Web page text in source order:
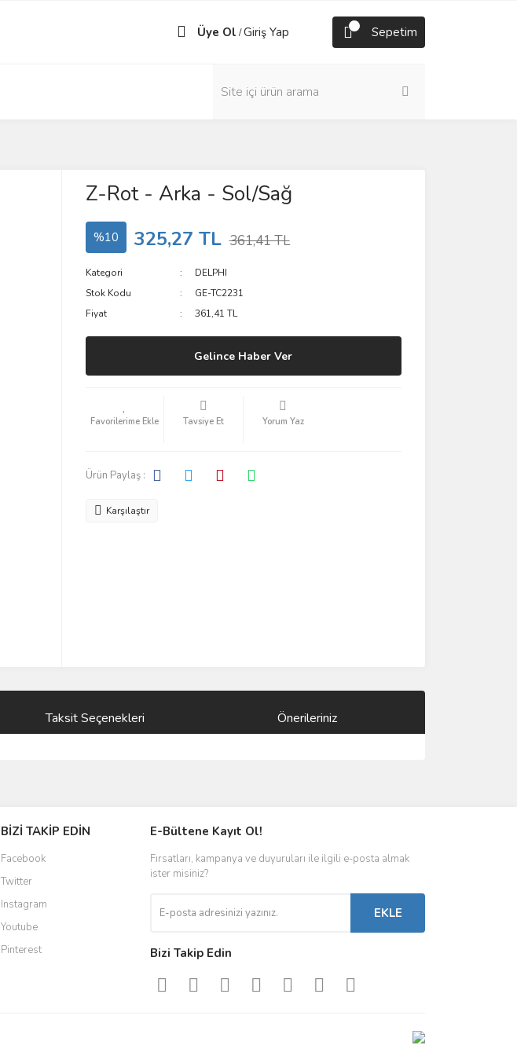
Üye Ol /Giriş Yap Sepetim
Z-Rot - Arka - Sol/Sağ
%10 325,27 TL 361,41 TL
Kategori
DELPHI
Stok Kodu
GE-TC2231
Fiyat
361,41 TL
Gelince Haber Ver
Tavsiye Et Yorum Yaz
Ürün Paylaş :
Karşılaştır
Taksit Seçenekleri Önerileriniz
BİZİ TAKİP EDİN
Facebook
Twitter
Instagram
Youtube
Pinterest
E-Bültene Kayıt Ol!
Fırsatları, kampanya ve duyuruları ile ilgili e-posta almak
ister misiniz?
EKLE
Bizi Takip Edin